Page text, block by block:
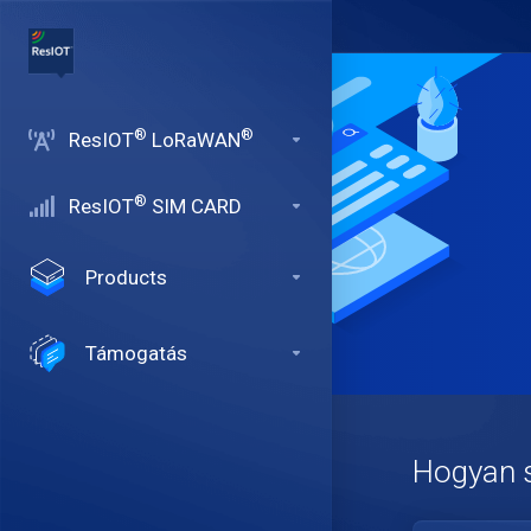
ResIOT® LoRaWAN®
ResIOT® SIM CARD
Products
Támogatás
Hogyan